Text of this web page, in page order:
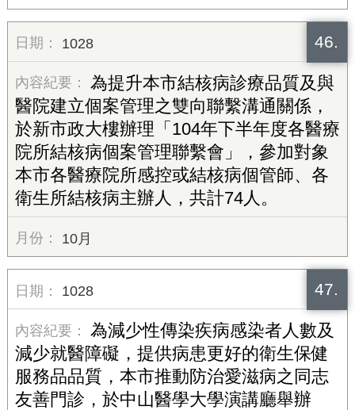
46.
1028
為提升本市結核病診療品質及與
醫院建立個案管理之雙向聯繫溝通關係，
於新市政大樓辦理「104年下半年度各醫療
院所結核病個案管理聯繫會」，參加對象
本市各醫療院所感控或結核病個管師、各
衛生所結核病主辦人，共計74人。
10月
47.
1028
為減少性傳染疾病感染者人數及
減少就醫障礙，提供病患更好的衛生保健
服務品品質，本市推動防治愛滋病之同志
友善門診，於中山醫學大學演講廳舉辦